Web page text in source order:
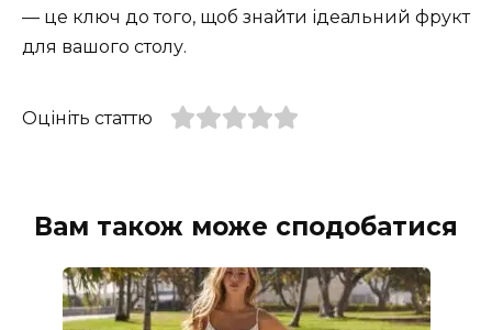
— це ключ до того, щоб знайти ідеальний фрукт
для вашого столу.
Оцініть статтю
Вам також може сподобатися